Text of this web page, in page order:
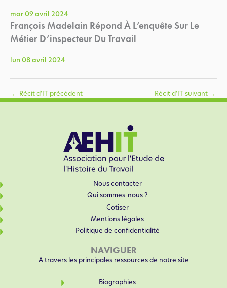
mar 09 avril 2024
François Madelain Répond À L’enquête Sur Le
Métier D’inspecteur Du Travail
lun 08 avril 2024
← Récit d'IT précédent Récit d'IT suivant →
Nous contacter
Qui sommes-nous ?
Cotiser
Mentions légales
Politique de confidentialité
NAVIGUER
A travers les principales ressources de notre site
Biographies